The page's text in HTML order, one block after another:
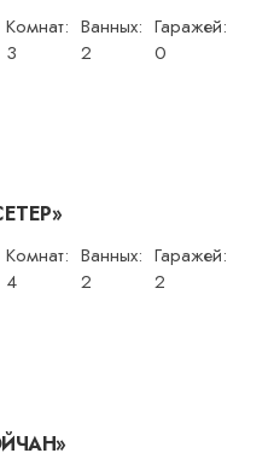
Комнат:
3
Ванных:
2
Гаражей:
0
Комнат:
4
Ванных:
2
Гаражей:
2